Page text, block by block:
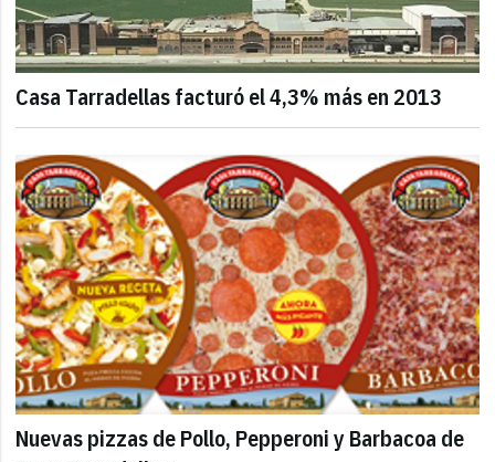
Casa Tarradellas facturó el 4,3% más en 2013
Nuevas pizzas de Pollo, Pepperoni y Barbacoa de